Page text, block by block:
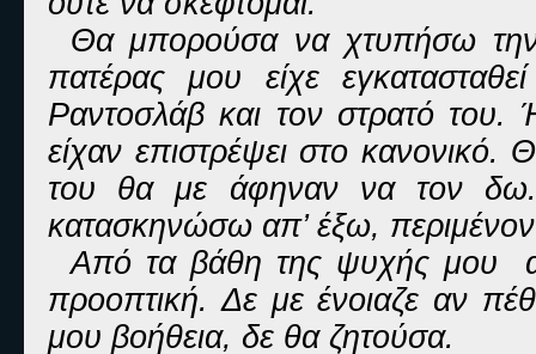
Θα μπορούσα να χτυπήσω
πατέρας μου είχε
Ραντοσλάβ και τον στρατό του.
είχαν επιστρέψει στο κανονικό.
του θα με άφηναν να τον
κατασκηνώσω απ’ έξω,
Από τα βάθη της ψυχής μου
προοπτική. Δε με ένοιαζε αν
μου βοήθεια, δε θα ζητούσα.